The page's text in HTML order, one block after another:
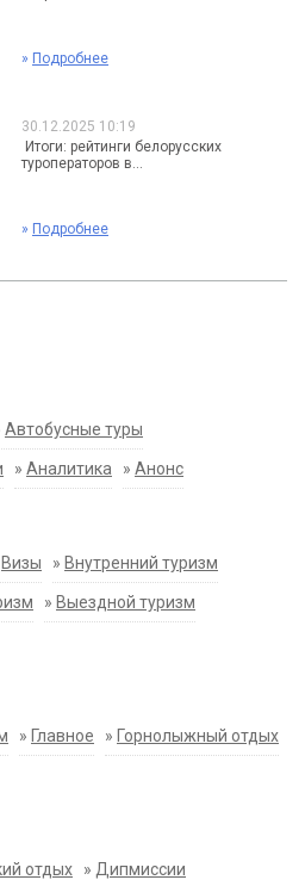
» Подробнее
30.12.2025 10:19
Итоги: рейтинги белорусских
туроператоров в...
» Подробнее
Автобусные туры
» Аналитика » Анонс
Визы » Внутренний туризм
» Выездной туризм
» Главное » Горнолыжный отдых
отдых » Дипмиссии